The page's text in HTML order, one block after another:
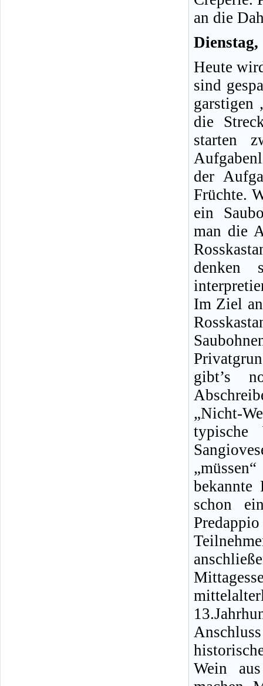
an die
Heute
sind
garstigen
die
starten
der
Früchte.
ein
man die
denken
Im Ziel
gibt’s
„Nicht-
schon
Wein